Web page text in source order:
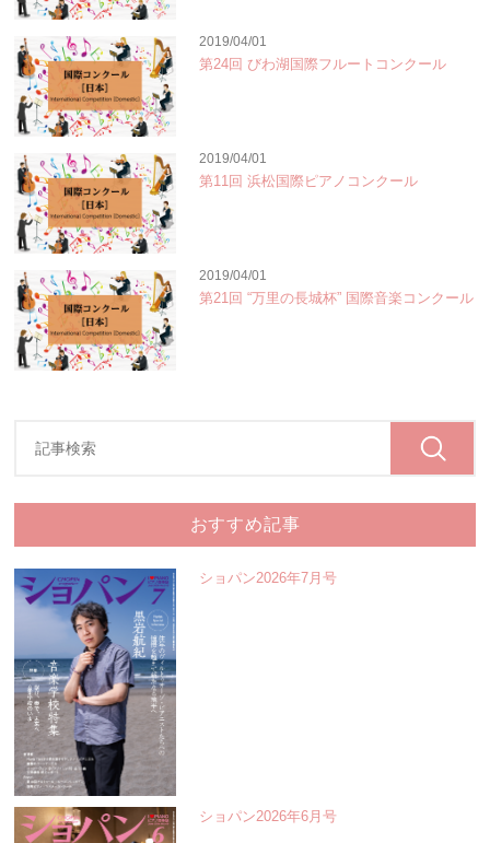
2019/04/01
第24回 びわ湖国際フルートコンクール
2019/04/01
第11回 浜松国際ピアノコンクール
2019/04/01
第21回 “万里の長城杯” 国際音楽コンクール
おすすめ記事
ショパン2026年7月号
ショパン2026年6月号